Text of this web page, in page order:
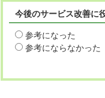
今後のサービス改善に
参考になった
参考にならなかった